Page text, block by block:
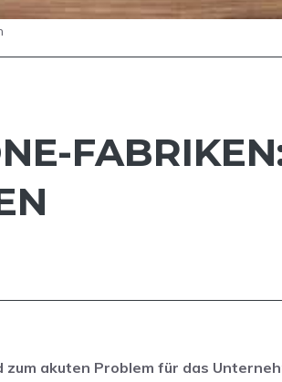
akuten Problem für das